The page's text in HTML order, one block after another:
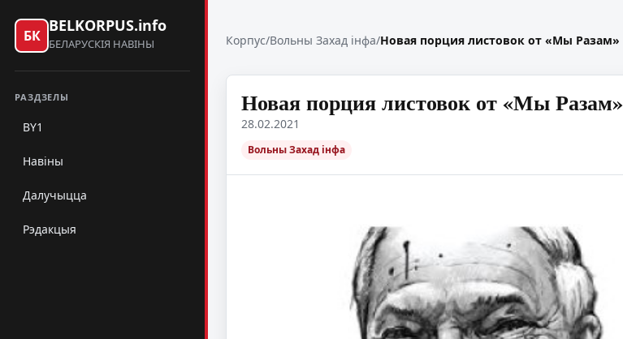
БК
BELKORPUS.info
БЕЛАРУСКІЯ НАВІНЫ
РАЗДЗЕЛЫ
BY1
Навіны
Далучыцца
Рэдакцыя
Корпус/Вольны Захад інфа/Новая порция листовок от «Мы Разам»
Новая порция листовок от «Мы Разам»
28.02.2021
Вольны Захад інфа